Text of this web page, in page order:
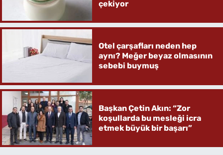
çekiyor
Otel çarşafları neden hep
aynı? Meğer beyaz olmasının
sebebi buymuş
Başkan Çetin Akın: “Zor
koşullarda bu mesleği icra
etmek büyük bir başarı”